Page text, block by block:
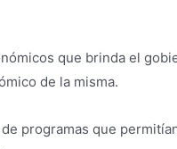
que brinda el
de la misma.
programas que